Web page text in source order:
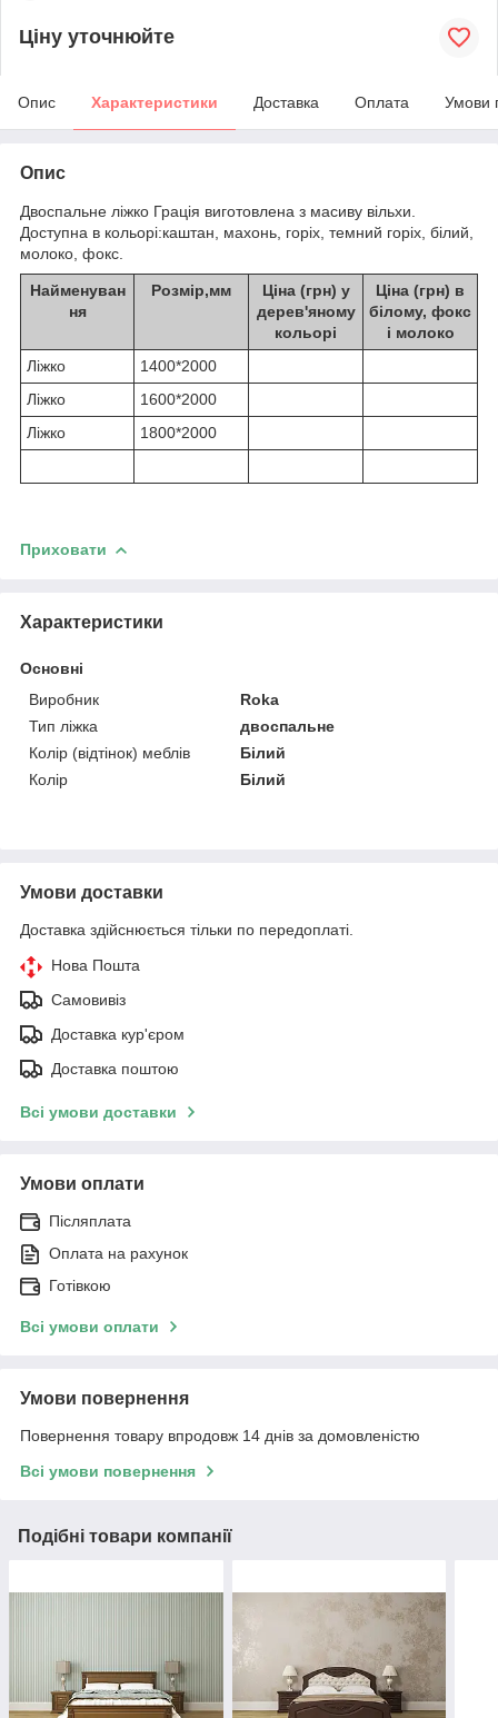
Ціну уточнюйте
Опис Характеристики Доставка Оплата Умови
Опис
Двоспальне ліжко Грація виготовлена з масиву вільхи.
Доступна в кольорі:каштан, махонь, горіх, темний горіх, білий,
молоко, фокс.
Найменуван
ня
Розмір,мм
Ціна (грн) у
дерев'яному
кольорі
Ціна (грн) в
білому, фокс
і молоко
Ліжко
1400*2000
Ліжко
1600*2000
Ліжко
1800*2000
Приховати
Характеристики
Основні
Виробник
Roka
Тип ліжка
двоспальне
Колір (відтінок) меблів
Білий
Колір
Білий
Умови доставки
Доставка здійснюється тільки по передоплаті.
Нова Пошта
Самовивіз
Доставка кур'єром
Доставка поштою
Всі умови доставки
Умови оплати
Післяплата
Оплата на рахунок
Готівкою
Всі умови оплати
Умови повернення
Повернення товару впродовж 14 днів за домовленістю
Всі умови повернення
Подібні товари компанії